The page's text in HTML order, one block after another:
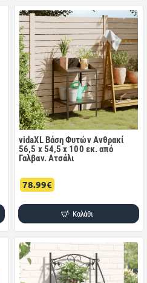
vidaXL Βάση Φυτών Ανθρακί
56,5 x 54,5 x 100 εκ. από
Γαλβαν. Ατσάλι
78.99€
Καλάθι